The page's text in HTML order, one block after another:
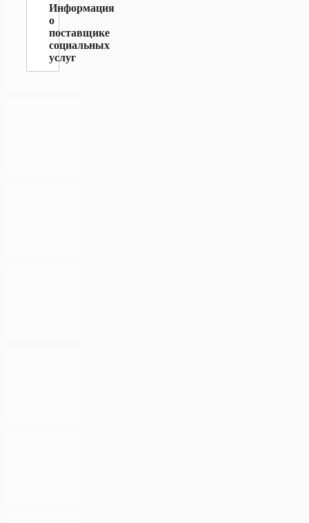
Информация
о
поставщике
социальных
услуг